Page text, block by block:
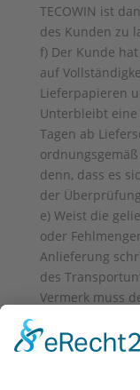
TECOWIN ist
des Kunden zu
f) Der Kunde
auf
Lieferpapieren
Unterbleibt
Tagen ab
denn, dass es
der
e) Weist die
oder
Anlieferung
des
Vermerk muss
hat der Kunde